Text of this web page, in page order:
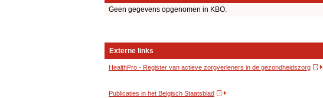
Geen gegevens opgenomen in KBO.
Externe links
HealthPro - Register van actieve zorgverleners in de gezondheidszorg
Publicaties in het Belgisch Staatsblad